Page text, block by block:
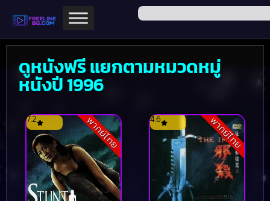
ดูหนังฟรี แยกตามหมวดหมู่
หนังปี 1996
พากย์ไทย
7.2 พากย์ไทย
4.6